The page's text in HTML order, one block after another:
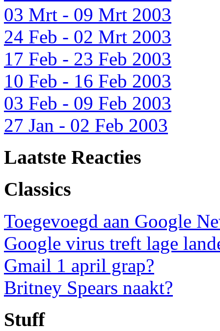
03 Mrt - 09 Mrt 2003
24 Feb - 02 Mrt 2003
17 Feb - 23 Feb 2003
10 Feb - 16 Feb 2003
03 Feb - 09 Feb 2003
27 Jan - 02 Feb 2003
Laatste Reacties
Classics
Toegevoegd aan Google
Google virus treft lage
Gmail 1 april grap?
Britney Spears naakt?
Stuff